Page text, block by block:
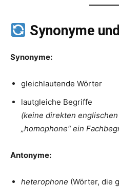
Synonyme
Synonyme:
gleichlautende Wörter
lautgleiche Begriffe
(keine direkten
„homophone“ ein
Antonyme:
heterophone (Wörter, die